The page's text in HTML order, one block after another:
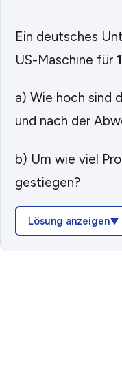
Ein deutsches
US-Maschine für
a) Wie hoch sind
und nach der
b) Um wie viel
gestiegen?
Lösung anzeigen